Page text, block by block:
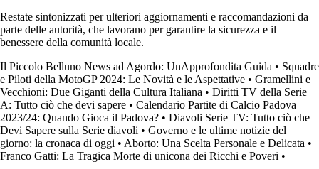
Restate sintonizzati per ulteriori aggiornamenti e raccomandazioni da
parte delle autorità, che lavorano per garantire la sicurezza e il
benessere della comunità locale.
Il Piccolo Belluno News ad Agordo: UnApprofondita Guida • Squadre
e Piloti della MotoGP 2024: Le Novità e le Aspettative • Gramellini e
Vecchioni: Due Giganti della Cultura Italiana • Diritti TV della Serie
A: Tutto ciò che devi sapere • Calendario Partite di Calcio Padova
2023/24: Quando Gioca il Padova? • Diavoli Serie TV: Tutto ciò che
Devi Sapere sulla Serie diavoli • Governo e le ultime notizie del
giorno: la cronaca di oggi • Aborto: Una Scelta Personale e Delicata •
Franco Gatti: La Tragica Morte di unicona dei Ricchi e Poveri •